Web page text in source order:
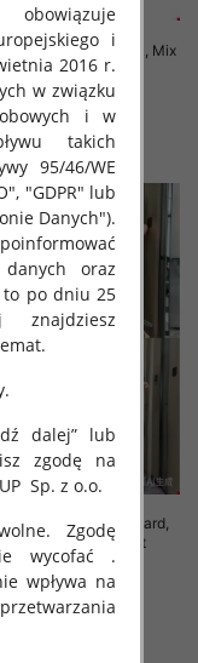
damska Roz M/L/XL, Mix
kolor Paczka 12 szt
29.00 zł
szczegóły
damska Roz Standard,
kolor Paczka 12 szt
37.00 zł
szczegóły
i
2016 r.
w związku
i w
takich
95/46/WE
"GDPR" lub
Danych").
oraz
to po dniu 25
dalej” lub
zgodę na
Sp. z o.o.
Zgodę
wycofać .
wpływa na